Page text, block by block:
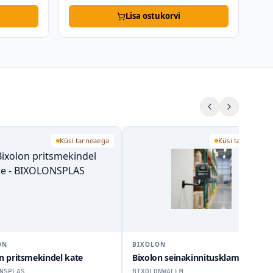
Lisa ostukorvi
Küsi tarneaega
pritsmekindel kate
Küsi tarneaega
BIXOLON
Bixolon seinakinnitusklamber